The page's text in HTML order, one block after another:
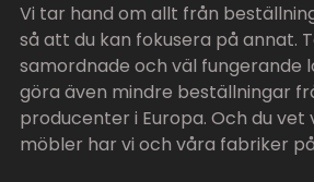
Vi tar hand om allt från
så att du kan fokusera på annat.
samordnade och väl fungerande
göra även mindre beställningar
producenter i Europa. Och du vet
möbler har vi och våra fabriker